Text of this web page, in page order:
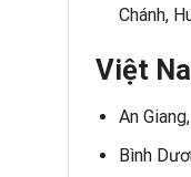
Chánh,
Việt
An
Bình